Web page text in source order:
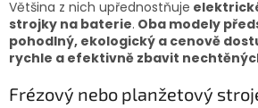
Většina z nich upřednostňuje
strojky na baterie. Oba modely
pohodlný, ekologický a cenově
rychle a efektivně zbavit
Frézový nebo planžetový